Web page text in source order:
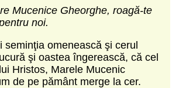
Mucenice Gheorghe, roagă-te
noi.
seminţia ome­nească şi cerul
şi oastea îngerească, că cel
Hristos, Marele Mucenic
de pe pământ merge la cer.